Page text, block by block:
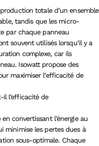
totale d’un ensemble
tandis que les micro-
par chaque panneau
souvent utilisés lorsqu’il y a
complexe, car ils
Isowatt propose des
maximiser l’efficacité de
l’efficacité de
convertissant l’énergie au
minimise les pertes dues à
sous-optimale. Chaque